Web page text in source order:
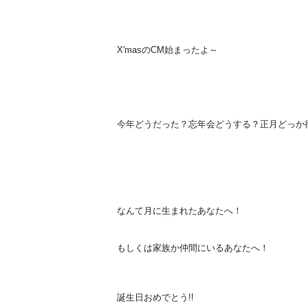
X'masのCM始まったよ～
今年どうだった？忘年会どうする？正月どっか
なんて月に生まれたあなたへ！
もしくは家族か仲間にいるあなたへ！
誕生日おめでとう!!